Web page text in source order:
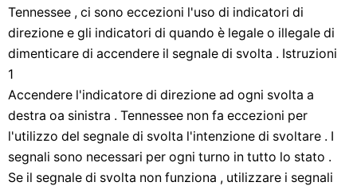
Tennessee , ci sono eccezioni l'uso di indicatori di
direzione e gli indicatori di quando è legale o illegale di
dimenticare di accendere il segnale di svolta . Istruzioni
1
Accendere l'indicatore di direzione ad ogni svolta a
destra oa sinistra . Tennessee non fa eccezioni per
l'utilizzo del segnale di svolta l'intenzione di svoltare . I
segnali sono necessari per ogni turno in tutto lo stato .
Se il segnale di svolta non funziona , utilizzare i segnali